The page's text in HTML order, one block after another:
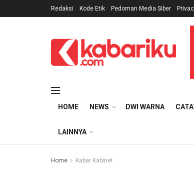
Redaksi Kode Etik Pedoman Media Siber
HOME NEWS DWI WARNA
LAINNYA
Home Kabar Kabinet